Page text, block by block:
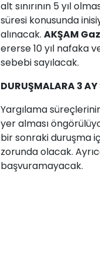
alt sınırının 5 yıl
süresi konusunda
alınacak. AKŞAM
ererse 10 yıl nafaka
sebebi sayılacak.
DURUŞMALARA 3 AY
Yargılama
yer alması
bir sonraki duruşma
zorunda olacak.
başvuramayacak.